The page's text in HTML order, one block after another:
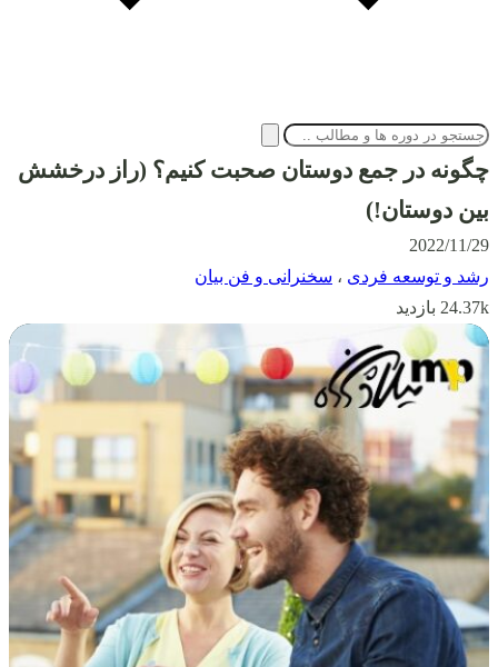
چگونه در جمع دوستان صحبت کنیم؟ (راز درخشش
بین دوستان!)
2022/11/29
رشد و توسعه فردی ، سخنرانی و فن بیان
24.37k بازدید